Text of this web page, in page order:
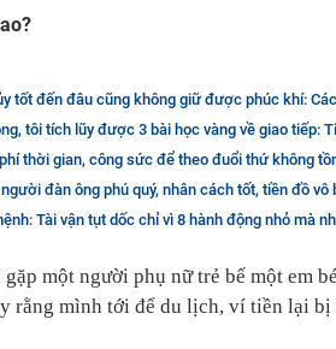
đâu cũng không giữ được phúc khí: Các gia đình nên
3 bài học vàng về giao tiếp: Tinh tế và tận tâm, bạn sẽ có được cả
công sức để theo đuổi thứ không tồn tại mang tên "sự hoàn
đàn ông phú quý, nhân cách tốt, tiền đồ vô
vận tụt dốc chỉ vì 8 hành động nhỏ mà nhiều người mắc
một người phụ nữ trẻ bế một em
rằng mình tới để du lịch, ví tiền lại bị